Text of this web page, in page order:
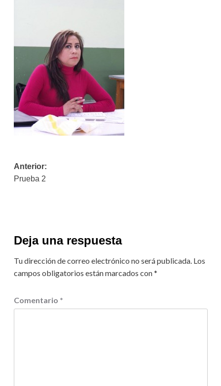
Navegación
de
Anterior:
Prueba 2
Deja una respuesta
Tu dirección de correo electrónico no será publicada. Los
campos obligatorios están marcados con*
Comentario *